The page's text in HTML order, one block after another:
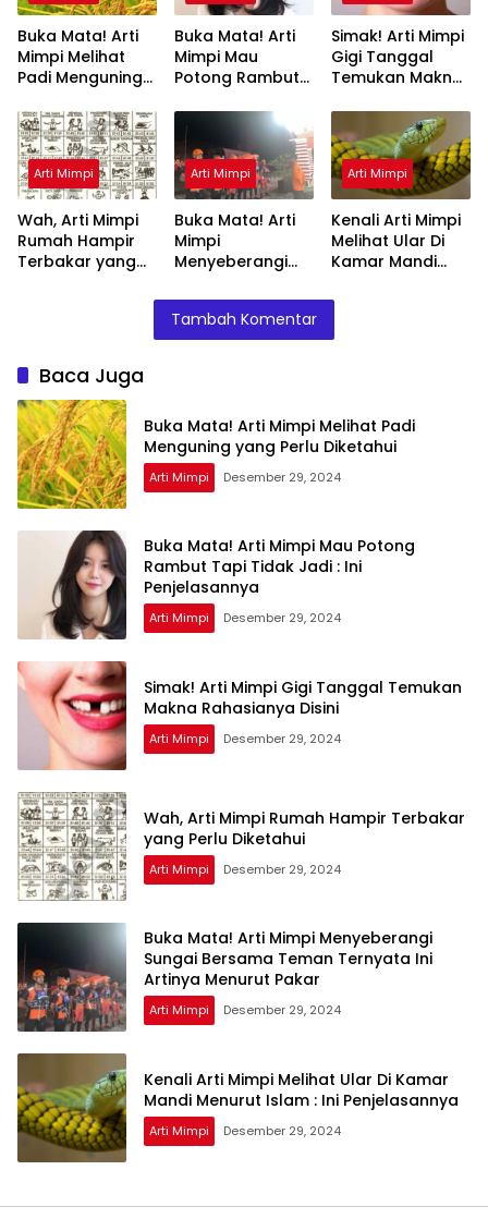
Buka Mata! Arti
Mimpi Melihat
Padi Menguning
Diketahui
Buka Mata! Arti
Mimpi Mau
Potong Rambut
Ini Penjelasannya
Simak! Arti Mimpi
Gigi Tanggal
Temukan Makna
Arti Mimpi
Wah, Arti Mimpi
Rumah Hampir
Terbakar yang
Arti Mimpi
Buka Mata! Arti
Mimpi
Menyeberangi
Teman Ternyata
Ini Artinya
Menurut Pakar
Arti Mimpi
Kenali Arti Mimpi
Melihat Ular Di
Kamar Mandi
Ini Penjelasannya
Tambah Komentar
Baca Juga
Buka Mata! Arti Mimpi Melihat Padi
Menguning yang Perlu Diketahui
Arti Mimpi Desember 29, 2024
Buka Mata! Arti Mimpi Mau Potong
Rambut Tapi Tidak Jadi : Ini
Penjelasannya
Arti Mimpi Desember 29, 2024
Simak! Arti Mimpi Gigi Tanggal Temukan
Makna Rahasianya Disini
Arti Mimpi Desember 29, 2024
Wah, Arti Mimpi Rumah Hampir Terbakar
yang Perlu Diketahui
Arti Mimpi Desember 29, 2024
Buka Mata! Arti Mimpi Menyeberangi
Sungai Bersama Teman Ternyata Ini
Artinya Menurut Pakar
Arti Mimpi Desember 29, 2024
Kenali Arti Mimpi Melihat Ular Di Kamar
Mandi Menurut Islam : Ini Penjelasannya
Arti Mimpi Desember 29, 2024